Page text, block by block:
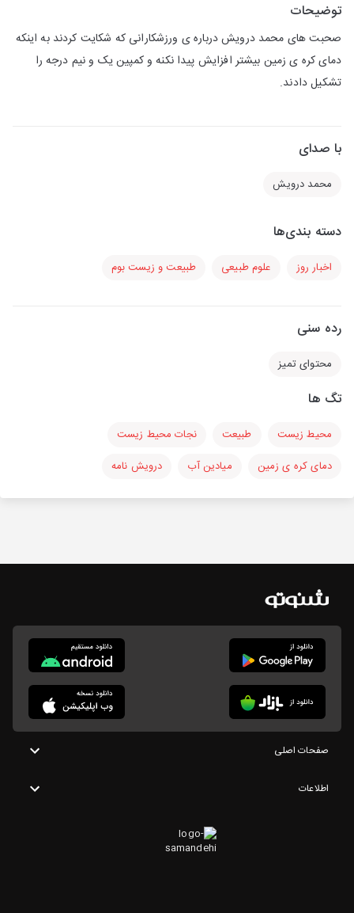
توضیحات
صحبت های محمد درویش درباره ی ورزشکارانی که شکایت کردند به اینکه
دمای کره ی زمین بیشتر افزایش پیدا نکنه و کمپین یک و نیم درجه را
تشکیل دادند.
با صدای
محمد درویش
دسته بندی‌ها
اخبار روز علوم طبیعی طبیعت و زیست بوم
رده سنی
محتوای تمیز
تگ ها
محیط زیست طبیعت
نجات محیط زیست
دمای کره ی زمین
میادین آب درویش نامه
صفحات اصلی
اطلاعات